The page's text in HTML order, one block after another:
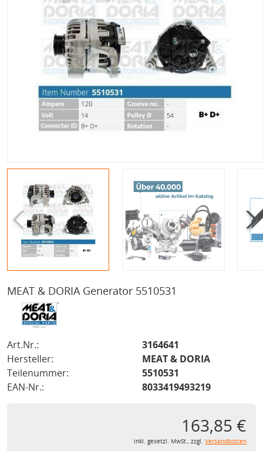
MEAT & DORIA Generator 5510531
Art.Nr.:
3164641
Hersteller:
MEAT & DORIA
Teilenummer:
5510531
EAN-Nr.:
8033419493219
163,85 €
inkl. gesetzl. MwSt., zzgl. Versandkosten